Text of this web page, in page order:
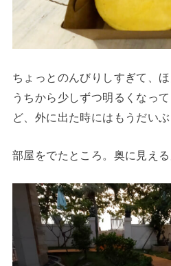
ちょっとのんびりしすぎて、
うちから少しずつ明るくなっ
ど、外に出た時にはもうだいぶ
部屋をでたところ。奥に見え